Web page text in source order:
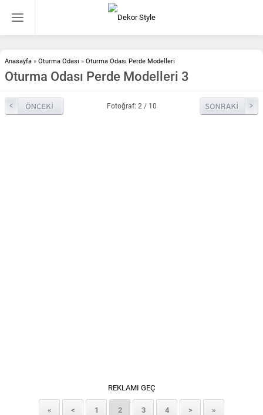
Anasayfa » Oturma Odası » Oturma Odası Perde Modelleri
Oturma Odası Perde Modelleri 3
Fotoğraf: 2 / 10
REKLAMI GEÇ
« < 1 2 3 4 > »